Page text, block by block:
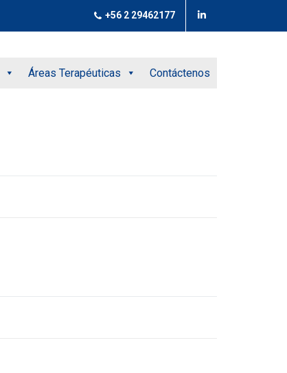
+56 2 29462177
Áreas Terapéuticas Contáctenos